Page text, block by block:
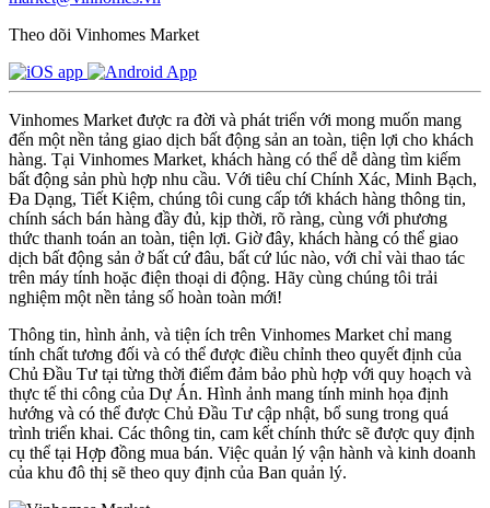
Theo dõi Vinhomes Market
Vinhomes Market được ra đời và phát triển với mong muốn mang
đến một nền tảng giao dịch bất động sản an toàn, tiện lợi cho khách
hàng. Tại Vinhomes Market, khách hàng có thể dễ dàng tìm kiếm
bất động sản phù hợp nhu cầu. Với tiêu chí Chính Xác, Minh Bạch,
Đa Dạng, Tiết Kiệm, chúng tôi cung cấp tới khách hàng thông tin,
chính sách bán hàng đầy đủ, kịp thời, rõ ràng, cùng với phương
thức thanh toán an toàn, tiện lợi. Giờ đây, khách hàng có thể giao
dịch bất động sản ở bất cứ đâu, bất cứ lúc nào, với chỉ vài thao tác
trên máy tính hoặc điện thoại di động. Hãy cùng chúng tôi trải
nghiệm một nền tảng số hoàn toàn mới!
Thông tin, hình ảnh, và tiện ích trên Vinhomes Market chỉ mang
tính chất tương đối và có thể được điều chỉnh theo quyết định của
Chủ Đầu Tư tại từng thời điểm đảm bảo phù hợp với quy hoạch và
thực tế thi công của Dự Án. Hình ảnh mang tính minh họa định
hướng và có thể được Chủ Đầu Tư cập nhật, bổ sung trong quá
trình triển khai. Các thông tin, cam kết chính thức sẽ được quy định
cụ thể tại Hợp đồng mua bán. Việc quản lý vận hành và kinh doanh
của khu đô thị sẽ theo quy định của Ban quản lý.